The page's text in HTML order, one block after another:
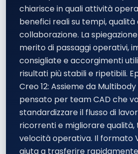
chiarisce in quali attività
benefici reali su tempi, qualità
collaborazione. La
merito di passaggi operativi,
consigliate e accorgimenti
risultati più stabili e ripetibili.
Creo 12: Assieme da
pensato per team CAD che
standardizzare il flusso di
ricorrenti e migliorare
velocità operativa. Il formato
aiuta a trasferire